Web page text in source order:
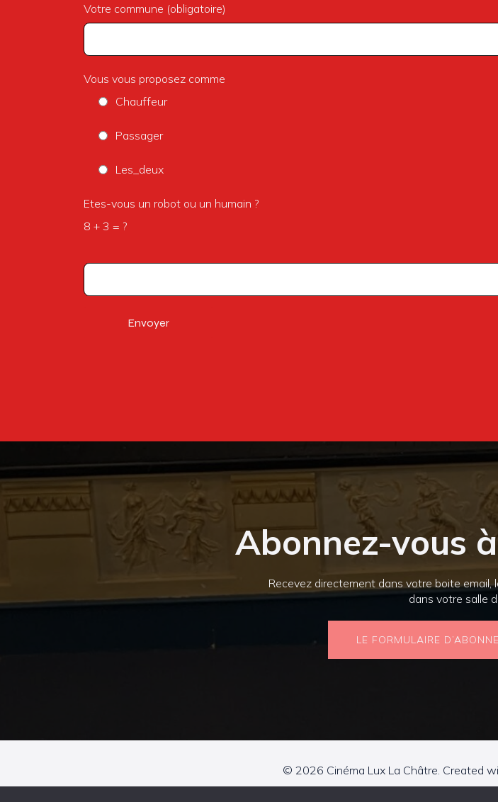
Votre commune (obligatoire)
Vous vous proposez comme
Chauffeur
Passager
Les_deux
Etes-vous un robot ou un humain ?
8 + 3 = ?
Abonnez-vous
Recevez directement dans votre boite
dans votre salle
LE FORMULAIRE
© 2026 Cinéma Lux La Châtre. Created